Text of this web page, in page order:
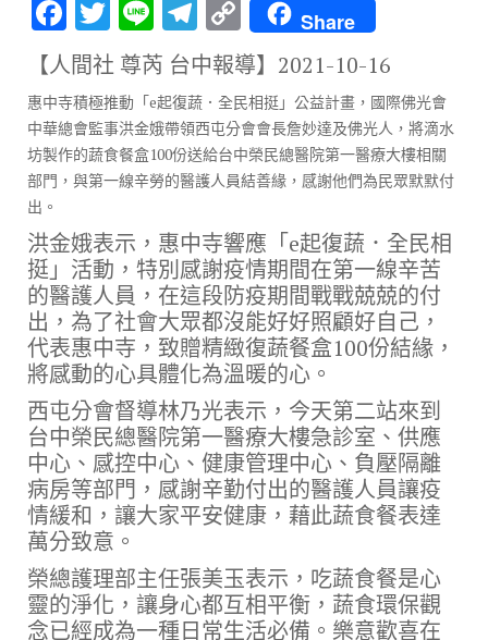
F
ac
e
b
o
o
k
T
w
it
te
r
Li
n
e
T
el
e
gr
a
m
C
o
p
y
Li
n
k
Share
【人間社 尊芮 台中報導】 2021-10-16
惠中寺積極推動「e起復蔬．全民相挺」公益計畫，國際佛光會
中華總會監事洪金娥帶領西屯分會會長詹妙達及佛光人，將滴水
坊製作的蔬食餐盒100份送給台中榮民總醫院第一醫療大樓相關
部門，與第一線辛勞的醫護人員結善緣，感謝他們為民眾默默付
出。
洪金娥表示，惠中寺響應「e起復蔬．全民相
挺」活動，特別感謝疫情期間在第一線辛苦
的醫護人員，在這段防疫期間戰戰兢兢的付
出，為了社會大眾都沒能好好照顧好自己，
代表惠中寺，致贈精緻復蔬餐盒100份結緣，
將感動的心具體化為溫暖的心。
西屯分會督導林乃光表示，今天第二站來到
台中榮民總醫院第一醫療大樓急診室、供應
中心、感控中心、健康管理中心、負壓隔離
病房等部門，感謝辛勤付出的醫護人員讓疫
情緩和，讓大家平安健康，藉此蔬食餐表達
萬分致意。
榮總護理部主任張美玉表示，吃蔬食餐是心
靈的淨化，讓身心都互相平衡，蔬食環保觀
念已經成為一種日常生活必備。樂意歡喜在